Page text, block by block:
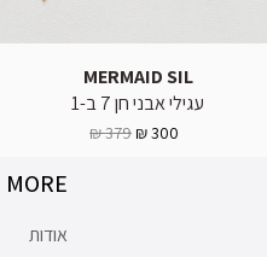
MERMAID SIL
עגילי אבני חן 7 ב-1
300 ₪
379 ₪
MORE
אודות